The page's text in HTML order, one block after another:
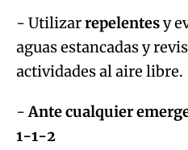
- Utilizarrepelentesy
aguas estancadas y
actividades al aire libre.
-Ante cualquier
1-1-2